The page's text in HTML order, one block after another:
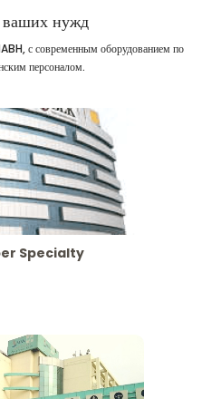
нужд
с современным оборудованием по
персоналом.
Specialty